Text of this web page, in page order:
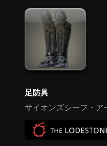
足防具
サイオンズシーフ・ア